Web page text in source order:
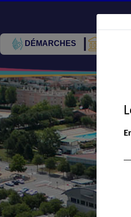
DÉMARCHES